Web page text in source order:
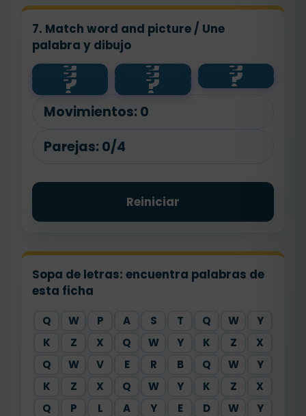
7. Match word and picture / Une
palabra y dibujo
?
brush
teeth ?
⏰ ?
sleep
?
🪥 ?
wake up ?
go to
school
?
🎒 ?
😴
Movimientos: 0
Parejas: 0/4
Reiniciar
Sopa de letras: encuentra palabras de
esta ficha
Q W P A S T Q W
Y
K
Z X Q W Y K Z
X
Q
W V E R B Q W
Y
K
Z X Q W Y K Z
X
Q
P L A Y E D W
Y